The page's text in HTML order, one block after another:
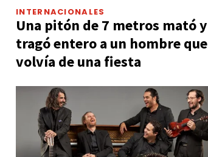
INTERNACIONALES
Una pitón de 7 metros mató y
tragó entero a un hombre que
volvía de una fiesta